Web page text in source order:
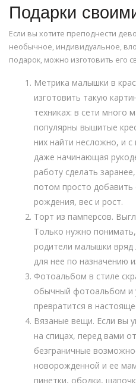
Подарки
Если вы хотите преподнести
необычное, индивидуальное,
подарок, можно изготовить его
Метрика малышки в
изготовить такую
техниках: в сети много
популярны вышитые
них найти несложно, и
даже начинающая
работу сделать
потом просто добавить
рождения, вес и рост.
Торт из памперсов.
Только нужно
родители малышки вряд
для нее по назначению
Фотоальбом в стиле
обычный фотоальбом и
превратится в
Вязаные вещи. Если вы
на спицах, перед вами
безграничные
новорожденной и ее
пинетки, ободки,